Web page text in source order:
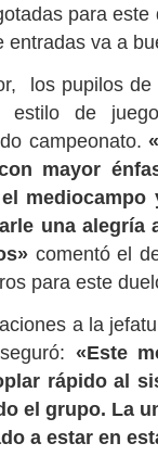
para
entradas va a
los pupilos
estilo de
campeonato.
mayor
una alegría
comentó el
para este
a la
«Este
rápido al
el grupo. La
a estar en